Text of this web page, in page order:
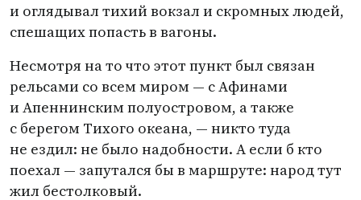
и оглядывал тихий вокзал и скромных людей,
спешащих попасть в вагоны.
Несмотря на то что этот пункт был связан
рельсами со всем миром — с Афинами
и Апеннинским полуостровом, а также
с берегом Тихого океана, — никто туда
не ездил: не было надобности. А если б кто
поехал — запутался бы в маршруте: народ тут
жил бестолковый.